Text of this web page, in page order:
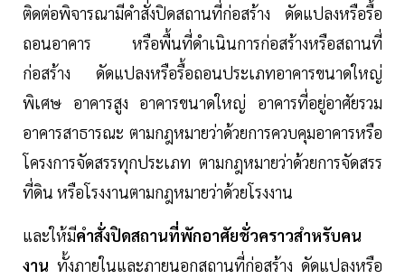
ติดต่อพิจารณามีคำสั่งปิดสถานที่ก่อสร้าง ดัดแปลงหรือรื้อ
ถอนอาคาร หรือพื้นที่ดำเนินการก่อสร้างหรือสถานที่
ก่อสร้าง ดัดแปลงหรือรื้อถอนประเภทอาคารขนาดใหญ่
พิเศษ อาคารสูง อาคารขนาดใหญ่ อาคารที่อยู่อาศัยรวม
อาคารสาธารณะ ตามกฎหมายว่าด้วยการควบคุมอาคารหรือ
โครงการจัดสรรทุกประเภท ตามกฎหมายว่าด้วยการจัดสรร
ที่ดิน หรือโรงงานตามกฎหมายว่าด้วยโรงงาน
และให้มีคำสั่งปิดสถานที่พักอาศัยชั่วคราวสำหรับคน
งาน ทั้งภายในและภายนอกสถานที่ก่อสร้าง ดัดแปลงหรือ